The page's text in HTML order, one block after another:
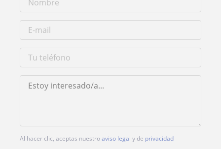
Al hacer clic, aceptas nuestroaviso legal y de privacidad